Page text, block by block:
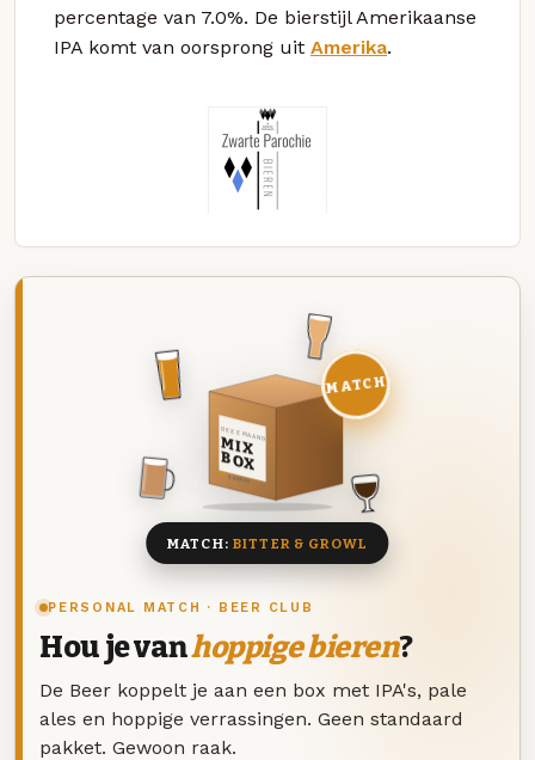
percentage van 7.0%. De bierstijl Amerikaanse
IPA komt van oorsprong uit Amerika.
PERSONAL MATCH · BEER CLUB
Hou je vanhoppige bieren?
De Beer koppelt je aan een box met IPA's, pale
ales en hoppige verrassingen. Geen standaard
pakket. Gewoon raak.
DEZE MAAND
MIX
BOX
8 BIEREN
MATCH
MATCH: BITTER & GROWL